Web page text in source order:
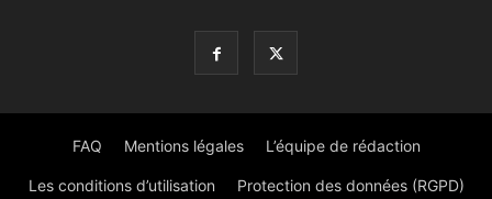
FAQ Mentions légales L’équipe de rédaction
Les conditions d’utilisation Protection des données (RGPD)